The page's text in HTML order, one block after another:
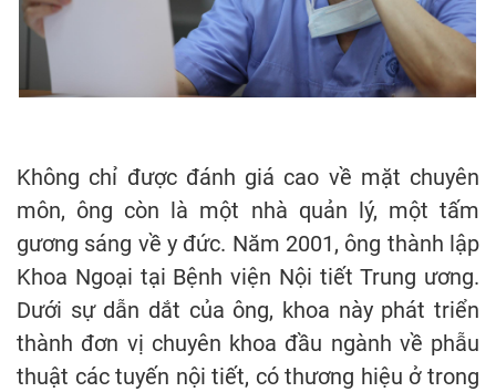
Không chỉ được đánh giá cao về mặt chuyên
môn, ông còn là một nhà quản lý, một tấm
gương sáng về y đức. Năm 2001, ông thành lập
Khoa Ngoại tại Bệnh viện Nội tiết Trung ương.
Dưới sự dẫn dắt của ông, khoa này phát triển
thành đơn vị chuyên khoa đầu ngành về phẫu
thuật các tuyến nội tiết, có thương hiệu ở trong